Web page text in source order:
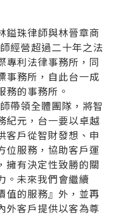
鎰珠律師與林晉章商
經營超過二十年之法
專利法律事務所，同
事務所，自此台一成
務的事務所。
帶領全體團隊，將智
紀元，台一要以卓越
客戶從智財發想、申
位服務，協助客戶運
擁有決定性致勝的關
。未來我們會繼續
值的服務』外，並再
外客戶提供以客為尊